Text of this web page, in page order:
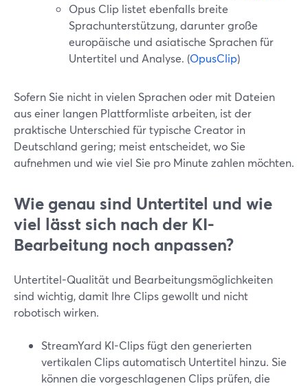
Opus Clip listet ebenfalls breite
Sprachunterstützung, darunter große
europäische und asiatische Sprachen für
Untertitel und Analyse. (OpusClip)
Sofern Sie nicht in vielen Sprachen oder mit Dateien
aus einer langen Plattformliste arbeiten, ist der
praktische Unterschied für typische Creator in
Deutschland gering; meist entscheidet, wo Sie
aufnehmen und wie viel Sie pro Minute zahlen möchten.
Wie genau sind Untertitel und wie
viel lässt sich nach der KI-
Bearbeitung noch anpassen?
Untertitel-Qualität und Bearbeitungsmöglichkeiten
sind wichtig, damit Ihre Clips gewollt und nicht
robotisch wirken.
StreamYard KI-Clips fügt den generierten
vertikalen Clips automatisch Untertitel hinzu. Sie
können die vorgeschlagenen Clips prüfen, die